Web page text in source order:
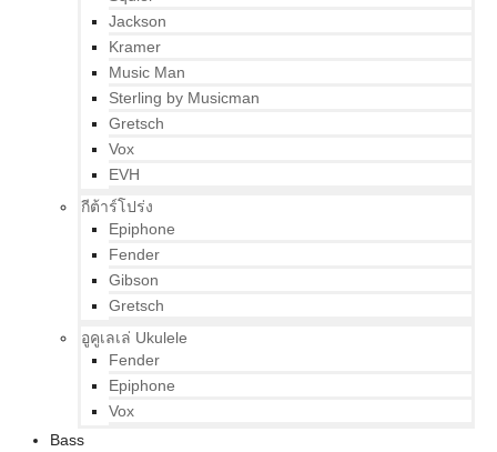
Jackson
Kramer
Music Man
Sterling by Musicman
Gretsch
Vox
EVH
กีต้าร์โปร่ง
Epiphone
Fender
Gibson
Gretsch
อูคูเลเล่ Ukulele
Fender
Epiphone
Vox
Bass